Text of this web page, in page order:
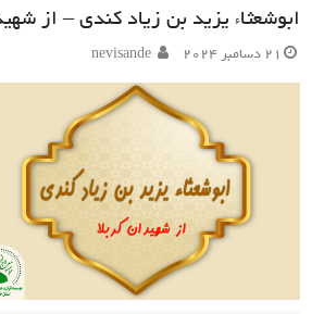
ابوشعثاء یزید بن زیاد کندی – از
21 دسامبر 2024 nevisande